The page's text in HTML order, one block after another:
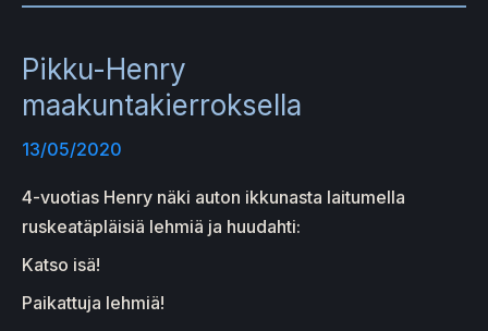
Pikku-Henry
maakuntakierroksella
13/05/2020
4-vuotias Henry näki auton ikkunasta laitumella
ruskeatäpläisiä lehmiä ja huudahti:
Katso isä!
Paikattuja lehmiä!